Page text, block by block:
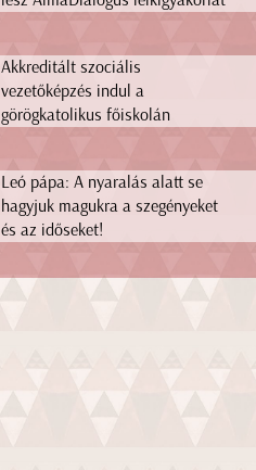
Akkreditált szociális
vezetőképzés indul a
görögkatolikus főiskolán
Leó pápa: A nyaralás alatt se
hagyjuk magukra a szegényeket
és az időseket!